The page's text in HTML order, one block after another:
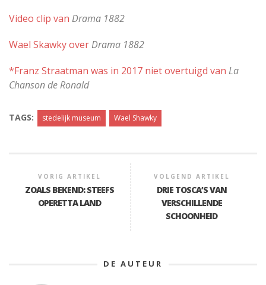
Video clip van Drama 1882
Wael Skawky overDrama 1882
*Franz Straatman was in 2017 niet overtuigd van La
Chanson de Ronald
TAGS: stedelijk museum Wael Shawky
VORIG ARTIKEL
ZOALS BEKEND: STEEFS
OPERETTA LAND
VOLGEND ARTIKEL
DRIE TOSCA’S VAN
VERSCHILLENDE
SCHOONHEID
DE AUTEUR